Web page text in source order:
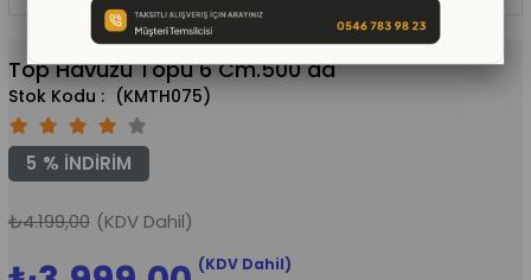
Top Havuzu Topu 6 Cm.500 ad
(KMTH075)
%
5 İNDIRIM
₺4.199,00 (KDV Dahil)
(KDV Dahil)